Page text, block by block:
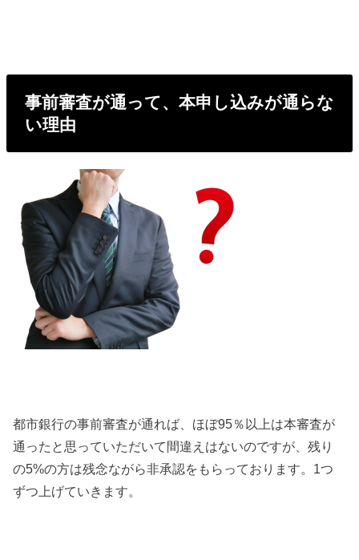
事前審査が通って、本申し込みが通らな
い理由
都市銀行の事前審査が通れば、ほぼ95％以上は本審査が
通ったと思っていただいて間違えはないのですが、残り
の5%の方は残念ながら非承認をもらっております。1つ
ずつ上げていきます。